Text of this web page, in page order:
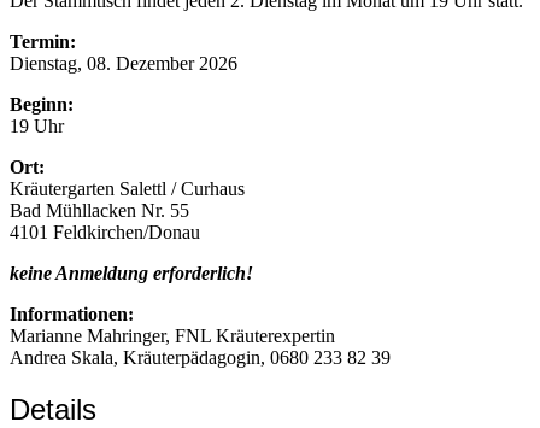
Termin:
Dienstag, 08. Dezember 2026
Beginn:
19 Uhr
Ort:
Kräutergarten Salettl / Curhaus
Bad Mühllacken Nr. 55
4101 Feldkirchen/Donau
keine Anmeldung erforderlich!
Informationen:
Marianne Mahringer, FNL Kräuterexpertin
Andrea Skala, Kräuterpädagogin, 0680 233 82 39
Details